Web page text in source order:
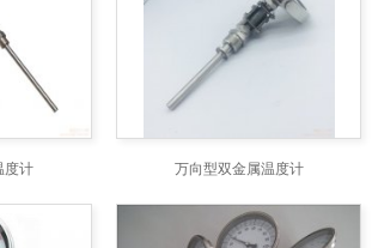
度计 万向型双金属温度计